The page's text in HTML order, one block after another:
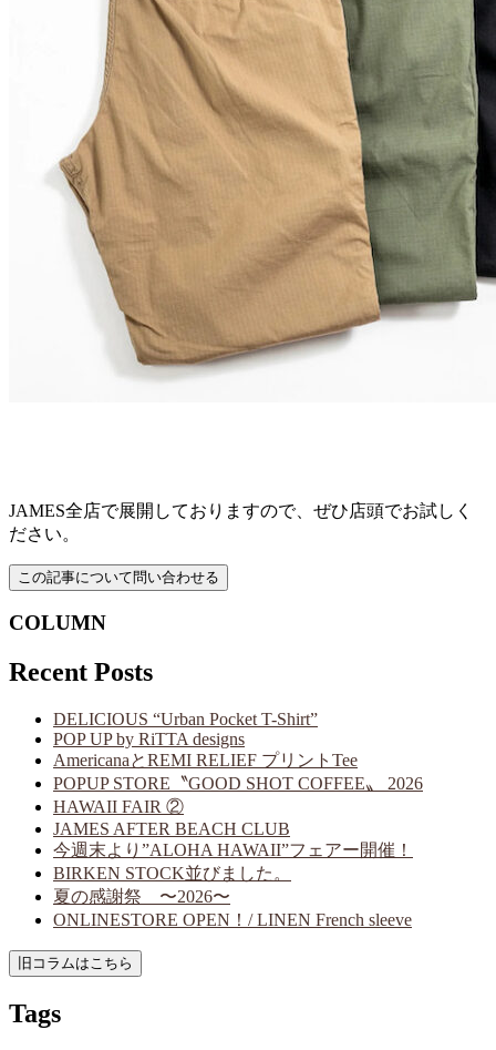
JAMES全店で展開しておりますので、ぜひ店頭でお試しく
ださい。
COLUMN
Recent Posts
DELICIOUS “Urban Pocket T-Shirt”
POP UP by RiTTA designs
AmericanaとREMI RELIEF プリントTee
POPUP STORE〝GOOD SHOT COFFEE〟 2026
HAWAII FAIR ②
JAMES AFTER BEACH CLUB
今週末より”ALOHA HAWAII”フェアー開催！
BIRKEN STOCK並びました。
夏の感謝祭 〜2026〜
ONLINESTORE OPEN！/ LINEN French sleeve
Tags